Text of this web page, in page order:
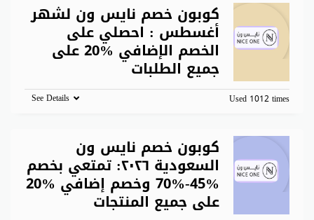
كوبون خصم نايس ون لشهر
أغسطس : احصلي على
الخصم الإضافي %20 على
جميع الطلبات
Used 1012 times
See Details
كوبون خصم نايس ون
السعودية ٢٠٢٦: تمتعي بخصم
%45-%70 وخصم إضافي %20
على جميع المنتجات